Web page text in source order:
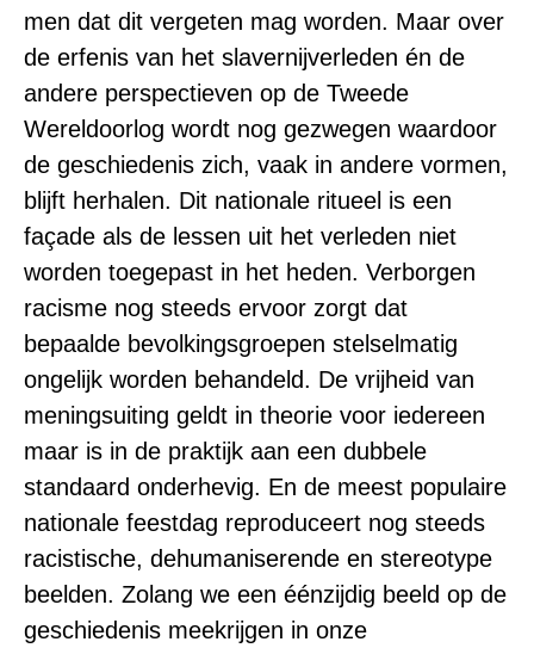
men dat dit vergeten mag worden. Maar over
de erfenis van het slavernijverleden én de
andere perspectieven op de Tweede
Wereldoorlog wordt nog gezwegen waardoor
de geschiedenis zich, vaak in andere vormen,
blijft herhalen. Dit nationale ritueel is een
façade als de lessen uit het verleden niet
worden toegepast in het heden. Verborgen
racisme nog steeds ervoor zorgt dat
bepaalde bevolkingsgroepen stelselmatig
ongelijk worden behandeld. De vrijheid van
meningsuiting geldt in theorie voor iedereen
maar is in de praktijk aan een dubbele
standaard onderhevig. En de meest populaire
nationale feestdag reproduceert nog steeds
racistische, dehumaniserende en stereotype
beelden. Zolang we een éénzijdig beeld op de
geschiedenis meekrijgen in onze